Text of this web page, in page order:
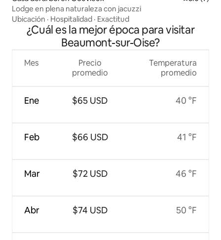
Lodge en plena naturaleza con jacuzzi
Ubicación · Hospitalidad · Exactitud
¿Cuál es la mejor época para visitar
Beaumont-sur-Oise?
Mes
Ene
Feb
Mar
Abr
Precio
promedio
$65 USD
$66 USD
$72 USD
$74 USD
Temperatura
promedio
40 °F
41 °F
46 °F
50 °F